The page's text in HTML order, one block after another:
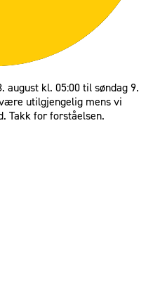
august kl. 05:00 til søndag 9.
utilgjengelig mens vi
Takk for forståelsen.